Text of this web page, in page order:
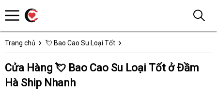
Trang chủ 💘 Bao Cao Su Loại Tốt
Cửa Hàng 💘 Bao Cao Su Loại Tốt ở Đầm
Hà Ship Nhanh